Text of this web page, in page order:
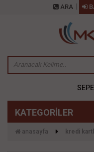
ARA
anasayfa kredi̇